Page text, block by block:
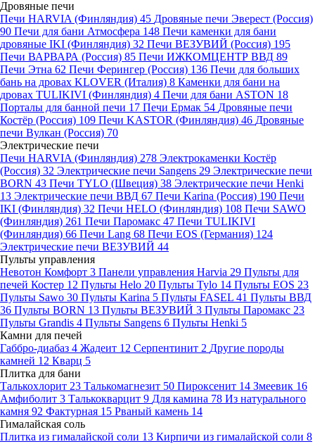
Дровяные печи
Печи HARVIA (Финляндия) 45 Дровяные печи Эверест (Россия)
90 Печи для бани Атмосфера 148 Печи каменки для бани
дровяные IKI (Финляндия) 32 Печи ВЕЗУВИЙ (Россия) 195
Печи ВАРВАРА (Россия) 85 Печи ИЖКОМЦЕНТР ВВД 89
Печи Этна 62 Печи Ферингер (Россия) 136 Печи для больших
бань на дровах KLOVER (Италия) 8 Каменки для бани на
дровах TULIKIVI (Финляндия) 4 Печи для бани ASTON 18
Порталы для банной печи 17 Печи Ермак 54 Дровяные печи
Костёр (Россия) 109 Печи KASTOR (Финляндия) 46 Дровяные
печи Вулкан (Россия) 70
Электрические печи
Печи HARVIA (Финляндия) 278 Электрокаменки Костёр
(Россия) 32 Электрические печи Sangens 29 Электрические печи
BORN 43 Печи TYLO (Швеция) 38 Электрические печи Henki
13 Электрические печи ВВД 67 Печи Karina (Россия) 190 Печи
IKI (Финляндия) 32 Печи HELO (Финляндия) 108 Печи SAWO
(Финляндия) 261 Печи Паромакс 47 Печи TULIKIVI
(Финляндия) 66 Печи Lang 68 Печи EOS (Германия) 124
Электрические печи ВЕЗУВИЙ 44
Пульты управления
Невотон Комфорт 3 Панели управления Harvia 29 Пульты для
печей Костер 12 Пульты Helo 20 Пульты Tylo 14 Пульты EOS 23
Пульты Sawo 30 Пульты Karina 5 Пульты FASEL 41 Пульты ВВД
36 Пульты BORN 13 Пульты ВЕЗУВИЙ 3 Пульты Паромакс 23
Пульты Grandis 4 Пульты Sangens 6 Пульты Henki 5
Камни для печей
Габбро-диабаз 4 Жадеит 12 Серпентинит 2 Другие породы
камней 12 Кварц 5
Плитка для бани
Талькохлорит 23 Талькомагнезит 50 Пироксенит 14 Змеевик 16
Амфиболит 3 Талькокварцит 9 Для камина 78 Из натурального
камня 92 Фактурная 15 Рваный камень 14
Гималайская соль
Плитка из гималайской соли 13 Кирпичи из гималайской соли 8